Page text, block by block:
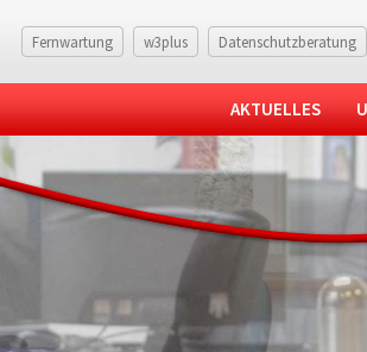
Fernwartung w3plus Datenschutzberatung
AKTUELLES